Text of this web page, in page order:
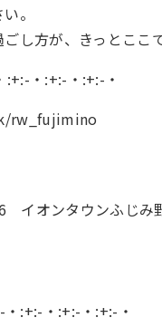
。
し方が、きっとここ
・:+:-・:+:-・
rw_fujimino
イオンタウンふじみ
:+:-・:+:-・:+:-・